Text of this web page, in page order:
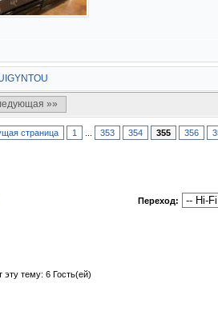
»»
страница 1 353 354 355 356
Переход:
тему: 6 Гость(ей)